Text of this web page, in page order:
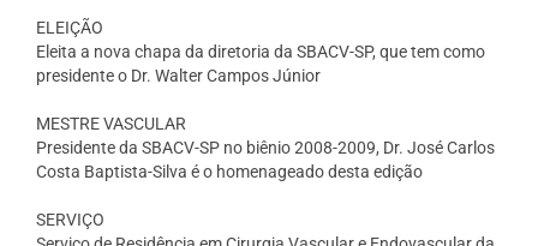
ELEIÇÃO
Eleita a nova chapa da diretoria da SBACV-SP, que tem como
presidente o Dr. Walter Campos Júnior
MESTRE VASCULAR
Presidente da SBACV-SP no biênio 2008-2009, Dr. José Carlos
Costa Baptista-Silva é o homenageado desta edição
SERVIÇO